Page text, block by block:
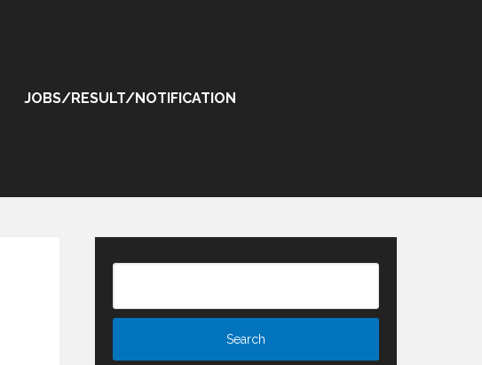
JOBS/RESULT/NOTIFICATION